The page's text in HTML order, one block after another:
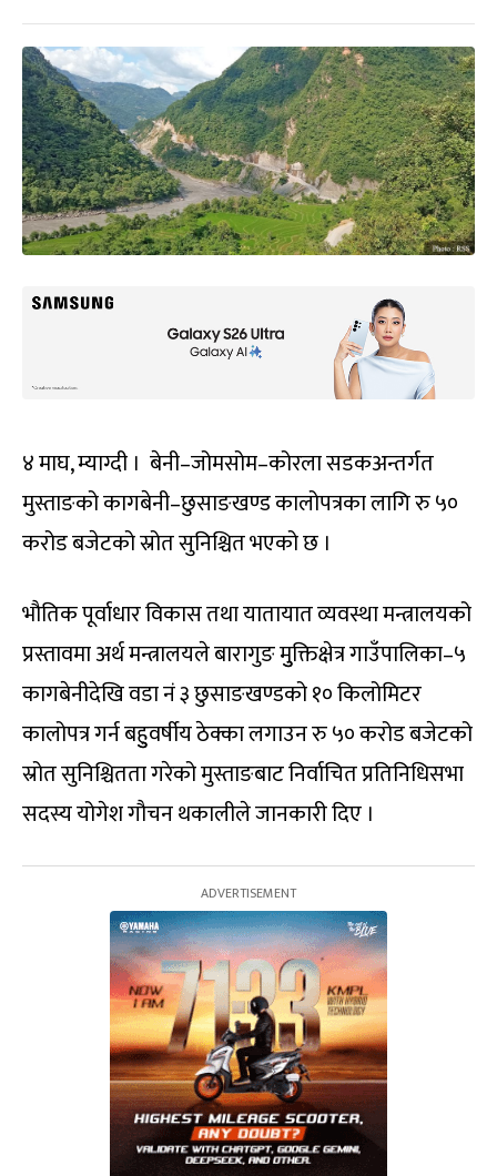
४ माघ, म्याग्दी । बेनी–जोमसोम–कोरला सडकअन्तर्गत
मुस्ताङको कागबेनी–छुसाङखण्ड कालोपत्रका लागि रु ५०
करोड बजेटको स्रोत सुनिश्चित भएको छ ।
भौतिक पूर्वाधार विकास तथा यातायात व्यवस्था मन्त्रालयको
प्रस्तावमा अर्थ मन्त्रालयले बारागुङ मुुक्तिक्षेत्र गाउँपालिका–५
कागबेनीदेखि वडा नं ३ छुसाङखण्डको १० किलोमिटर
कालोपत्र गर्न बहुुवर्षीय ठेक्का लगाउन रु ५० करोड बजेटको
स्रोत सुनिश्चितता गरेको मुस्ताङबाट निर्वाचित प्रतिनिधिसभा
सदस्य योगेश गौचन थकालीले जानकारी दिए ।